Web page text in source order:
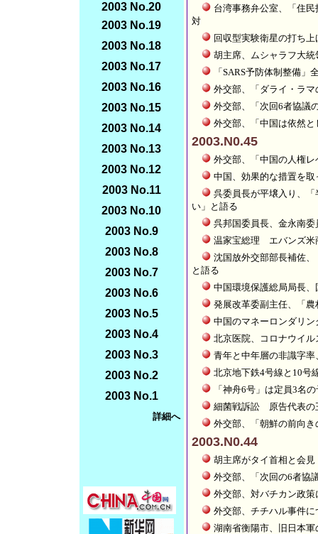
2003 No.20
2003 No.19
2003 No.18
2003 No.17
2003 No.16
2003 No.15
2003 No.14
2003 No.13
2003 No.12
2003 No.11
2003 No.10
2003 No.9
2003 No.8
2003 No.7
2003 No.6
2003 No.5
2003 No.4
2003 No.3
2003 No.2
2003 No.1
詳細へ
台湾事務弁公室、「住
対
回収型実験衛星の打ち
胡主席、ムシャラフ大統
「SARS予防体制整備」
外交部、「ダライ・ラ
外交部、「次回6者協議
外交部、「中国は依然
2003.N0.45
外交部、「中国の人権
中国、効果的な措置を
呉委員長が平壌入り、
い」と語る
呉邦国委員長、金永南委
温家宝総理 エバンズ米
沈国放外交部部長補佐
と語る
中国環境保護総局局長
発展改革委副主任、「
中国のマネーロンダリ
北京医院、コロナウイ
青年と中年層の非識字率
北京地下鉄4号線と10号
「神舟6号」は定員3名
細菌戦訴訟 原告代表の
外交部、「朝鮮の前向き
2003.N0.44
胡主席がタイ首相と会
外交部、「次回の6者協
外交部、対バチカン政策
外交部、チチハル事件に
湖南省衡陽市、旧日本